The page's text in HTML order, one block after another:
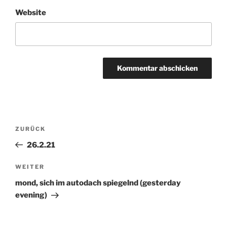
Website
Beitragsnavigation
Vorheriger
Beitrag
ZURÜCK
26.2.21
Nächster
Beitrag
WEITER
mond, sich im autodach spiegelnd (gesterday
evening)